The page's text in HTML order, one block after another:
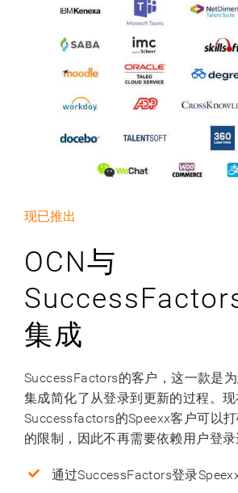
现已推出
OCN与
集成
SuccessFactors的客户，这一款是
集成简化了从登录到更新的过程。
Successfactors的Speexx客户可以
的限制，因此不再需要依赖用户登录
通过SuccessFactors登录